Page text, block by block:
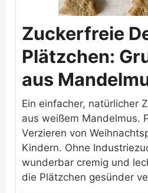
Zuckerfreie
Plätzchen:
aus
Ein einfacher, natürlicher
aus weißem Mandelmus.
Verzieren von
Kindern. Ohne
wunderbar cremig und
die Plätzchen gesünder